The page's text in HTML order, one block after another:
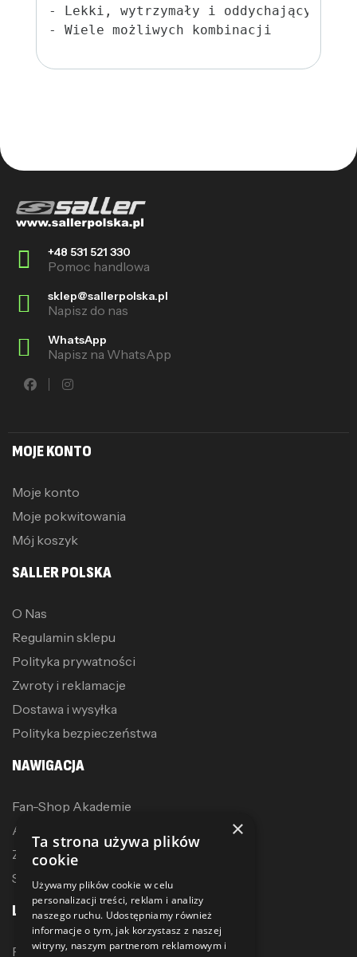
- Lekki, wytrzymały i oddychający
- Wiele możliwych kombinacji
+48 531 521 330
Pomoc handlowa
sklep@sallerpolska.pl
Napisz do nas
WhatsApp
Napisz na WhatsApp
MOJE KONTO
Moje konto
Moje pokwitowania
Mój koszyk
SALLER POLSKA
O Nas
Regulamin sklepu
Polityka prywatności
Zwroty i reklamacje
Dostawa i wysyłka
Polityka bezpieczeństwa
NAWIGACJA
Fan-Shop Akademie
Akcesoria treningowe
Zostań dystrybutorem
Sublimacja
LINKI
Promocje
×
Ta strona używa plików
cookie
Używamy plików cookie w celu
personalizacji treści, reklam i analizy
naszego ruchu. Udostępniamy również
informacje o tym, jak korzystasz z naszej
witryny, naszym partnerom reklamowym i